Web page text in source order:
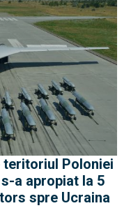
teritoriul Poloniei
a apropiat la 5
spre Ucraina